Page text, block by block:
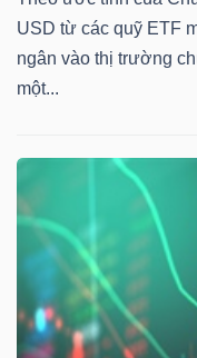
USD từ các quỹ ETF
ngân vào thị trường
một...